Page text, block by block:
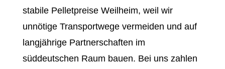
stabile Pelletpreise Weilheim, weil wir
unnötige Transportwege vermeiden und auf
langjährige Partnerschaften im
süddeutschen Raum bauen. Bei uns zahlen